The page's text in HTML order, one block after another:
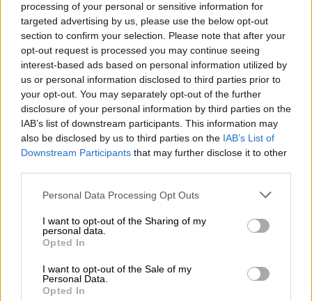
processing of your personal or sensitive information for
targeted advertising by us, please use the below opt-out
section to confirm your selection. Please note that after your
opt-out request is processed you may continue seeing
interest-based ads based on personal information utilized by
us or personal information disclosed to third parties prior to
your opt-out. You may separately opt-out of the further
disclosure of your personal information by third parties on the
IAB’s list of downstream participants. This information may
also be disclosed by us to third parties on the IAB’s List of
Downstream Participants that may further disclose it to other
Please note that this website/app uses one or more Google
not limited to your visit or usage behaviour. You may click to
grant or deny consent to Google and its third-party tags to
use your data for below specified purposes in below Google
consent section.
Personal Data Processing Opt Outs
I want to opt-out of the Sharing of my
personal data.
Opted In
I want to opt-out of the Sale of my
Personal Data.
Opted In
Έλαβε λοιπόν τα μέτρα του προκειμένου να
φέρει τους ποδοσφαιριστές στο επίπεδο
που θέλει. Καταρχάς, ο Κόντε και το
επιτελείο του εντόπισαν παρατυπίες στη
διατροφή των παικτών, κάτι που φαίνεται
πώς προκάλεσε αύξηση των κιλών και του
λίπους. Οι μετρήσεις που έκανε έδειξαν το
πρόβλημα και ο νέος κόουτς των
Σπιρουνιών πήρε την απόφαση να ταράξει τα
ΔΙΑΒΑΣΤΕ ΕΠΙΣΗΣ
Αθλητισμός
Αντόνιο Κόντε: Ανέλαβε την Τότεναμ
με 17 εκατ. ευρώ για 18 μήνες!